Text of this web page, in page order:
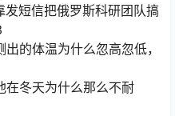
短信把俄罗斯科研团队搞
的体温为什么忽高忽低，
冬天为什么那么不耐